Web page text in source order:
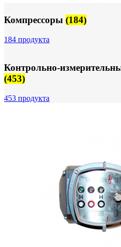
Компрессоры (184)
184 продукта
Контрольно-
(453)
453 продукта